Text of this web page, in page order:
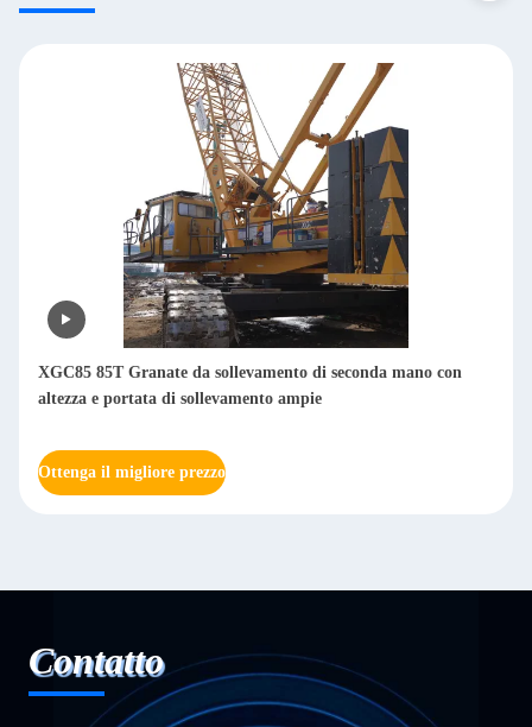
XGC85 85T Granate da sollevamento di seconda mano con
altezza e portata di sollevamento ampie
Ottenga il migliore prezzo
Contatto